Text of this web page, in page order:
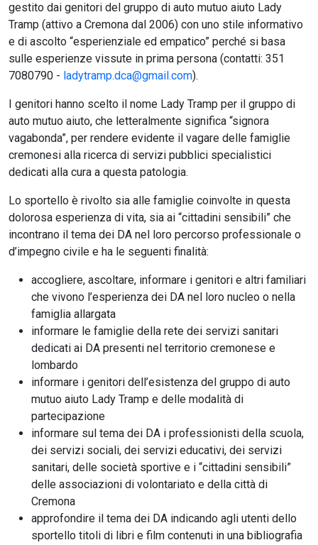
gestito dai genitori del gruppo di auto mutuo aiuto Lady
Tramp (attivo a Cremona dal 2006) con uno stile informativo
e di ascolto “esperienziale ed empatico” perché si basa
sulle esperienze vissute in prima persona (contatti: 351
7080790 - ladytramp.dca@gmail.com).
I genitori hanno scelto il nome Lady Tramp per il gruppo di
auto mutuo aiuto, che letteralmente significa “signora
vagabonda”, per rendere evidente il vagare delle famiglie
cremonesi alla ricerca di servizi pubblici specialistici
dedicati alla cura a questa patologia.
Lo sportello è rivolto sia alle famiglie coinvolte in questa
dolorosa esperienza di vita, sia ai “cittadini sensibili” che
incontrano il tema dei DA nel loro percorso professionale o
d’impegno civile e ha le seguenti finalità:
accogliere, ascoltare, informare i genitori e altri familiari
che vivono l’esperienza dei DA nel loro nucleo o nella
famiglia allargata
informare le famiglie della rete dei servizi sanitari
dedicati ai DA presenti nel territorio cremonese e
lombardo
informare i genitori dell’esistenza del gruppo di auto
mutuo aiuto Lady Tramp e delle modalità di
partecipazione
informare sul tema dei DA i professionisti della scuola,
dei servizi sociali, dei servizi educativi, dei servizi
sanitari, delle società sportive e i “cittadini sensibili”
delle associazioni di volontariato e della città di
Cremona
approfondire il tema dei DA indicando agli utenti dello
sportello titoli di libri e film contenuti in una bibliografia